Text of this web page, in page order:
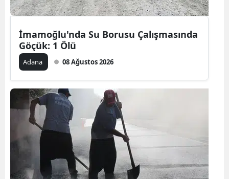
İmamoğlu'nda Su Borusu Çalışmasında
Göçük: 1 Ölü
Adana 08 Ağustos 2026